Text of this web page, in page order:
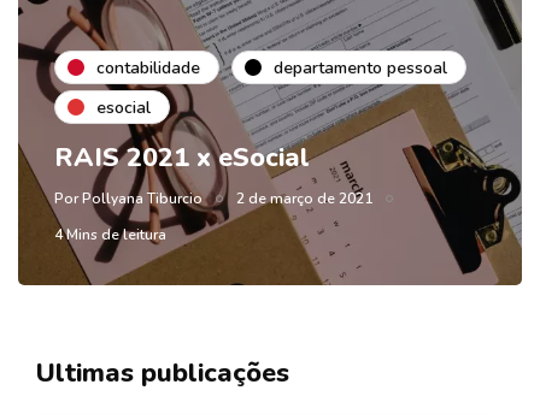
contabilidade
departamento pessoal
esocial
RAIS 2021 x eSocial
PorPollyana Tiburcio
2 de março de 2021
4 Mins de leitura
Ultimas publicações